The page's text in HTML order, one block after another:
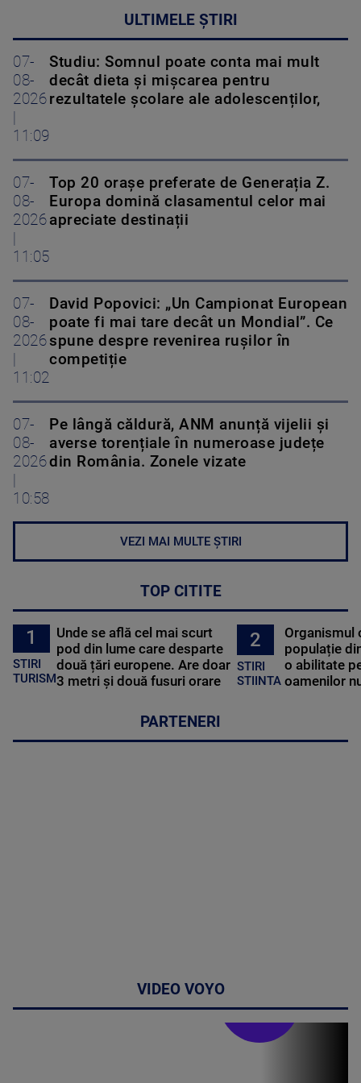
ULTIMELE ȘTIRI
07-
08-
2026
11:09
Studiu: Somnul poate conta mai mult
decât dieta și mișcarea pentru
rezultatele școlare ale adolescenților,
07-
08-
2026
11:05
Top 20 orașe preferate de Generația Z.
Europa domină clasamentul celor mai
apreciate destinații
07-
08-
2026
11:02
David Popovici: „Un Campionat European
poate fi mai tare decât un Mondial”. Ce
spune despre revenirea rușilor în
competiție
07-
08-
2026
10:58
Pe lângă căldură, ANM anunță vijelii și
averse torențiale în numeroase județe
din România. Zonele vizate
VEZI MAI MULTE ȘTIRI
TOP CITITE
1
STIRI
TURISM
Unde se află cel mai scurt
pod din lume care desparte
două țări europene. Are doar
3 metri și două fusuri orare
2
STIRI
STIINTA
Organismul
populație
o abilitate
oamenilor
PARTENERI
VIDEO VOYO